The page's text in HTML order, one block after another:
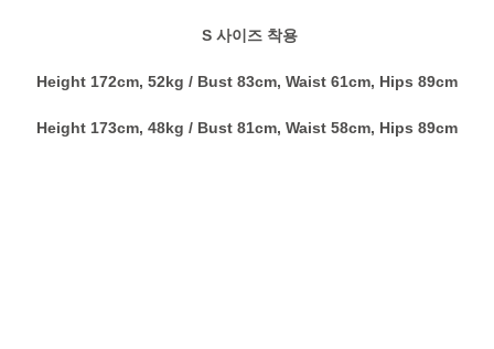
S 사이즈 착용
Height 172cm, 52kg / Bust 83cm, Waist 61cm, Hips 89cm
Height 173cm, 48kg / Bust 81cm, Waist 58cm, Hips 89cm